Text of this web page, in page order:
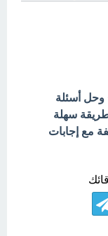
أسئلة
سهلة
مع إجابات